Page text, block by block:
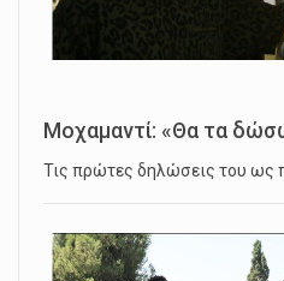
Μοχαμαντί: «Θα τα
Τις πρώτες δηλώσεις του ως